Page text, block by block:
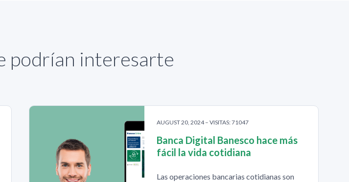
podrían interesarte
AUGUST 20, 2024 – VISITAS: 71047
Banca Digital Banesco hace más
fácil la vida cotidiana
Las operaciones bancarias cotidianas son